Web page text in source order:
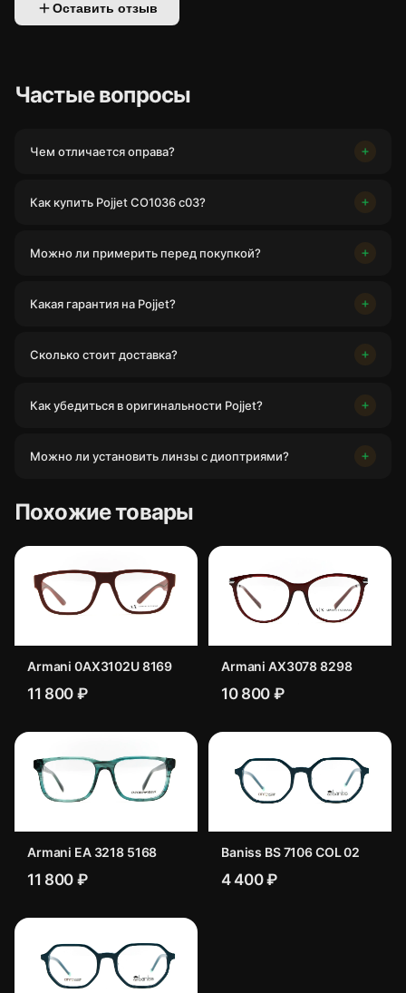
Оставить отзыв
Частые вопросы
Чем отличается оправа?
Как купить Pojjet CO1036 c03?
Можно ли примерить перед покупкой?
Какая гарантия на Pojjet?
Сколько стоит доставка?
Как убедиться в оригинальности Pojjet?
Можно ли установить линзы с диоптриями?
Похожие товары
Armani 0AX3102U 8169
11 800 ₽
Armani AX3078 8298
10 800 ₽
Armani EA 3218 5168
11 800 ₽
Baniss BS 7106 COL 02
4 400 ₽